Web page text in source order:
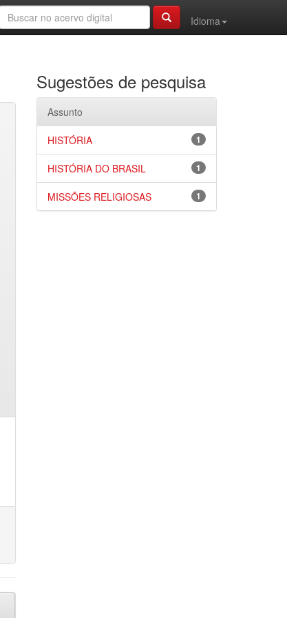
Idioma
Sugestões de pesquisa
Assunto
1
HISTÓRIA
1
HISTÓRIA DO BRASIL
1
MISSÕES RELIGIOSAS